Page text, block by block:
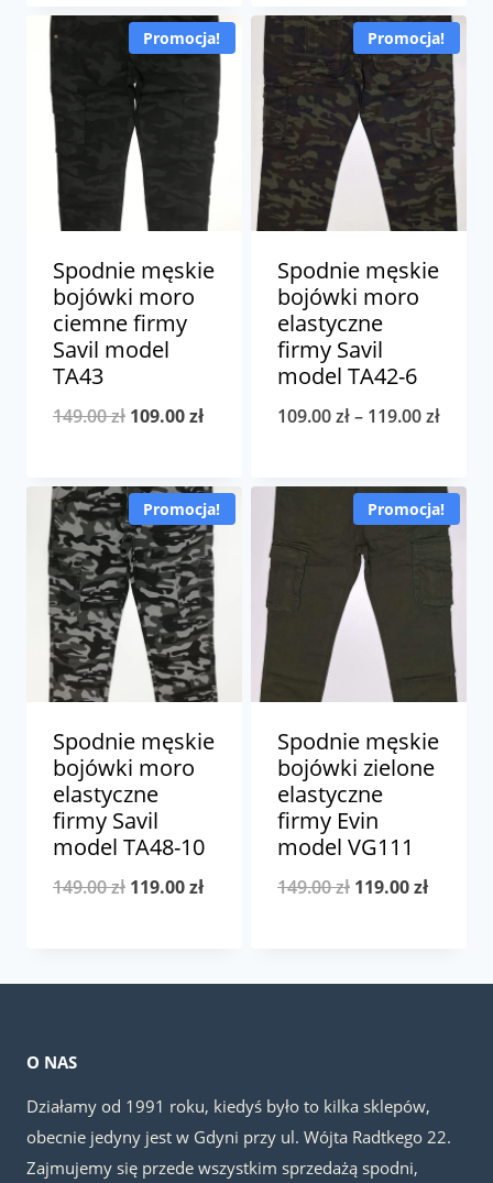
149.00 zł.119.00 zł.
wynosiła:
149.00 zł.
wynosi:
119.00
Promocja!
Spodnie męskie
bojówki moro
ciemne firmy
Savil model
TA43
149.00zł Pierwotna
wynosiła:
149.00 zł.
109.00złAktualna
wynosi:
109.00 zł.
Promocja!
Spodnie męskie
bojówki moro
elastyczne
firmy Savil
model TA42-6
109.00zł– 119.00zł
od
do
Promocja!
Spodnie męskie
bojówki moro
elastyczne
firmy Savil
model TA48-10
149.00zł Pierwotna
149.00 zł.
119.00złAktualna
119.00 zł.
Promocja!
Spodnie męskie
bojówki zielone
elastyczne
firmy Evin
model VG111
149.00zł Pierwotna
149.00 zł.
119.00zł
119.00
O NAS
Działamy od 1991 roku, kiedyś było to kilka sklepów,
obecnie jedyny jest w Gdyni przy ul. Wójta Radtkego 22.
Zajmujemy się przede wszystkim sprzedażą spodni,